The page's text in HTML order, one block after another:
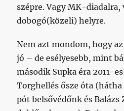
szépre. Vagy MK-diadalra,
dobogó(közeli) helyre.
Nem azt mondom, hogy
jó – de esélyesebb, mint
második Supka éra 2011-
Torghellés ősze óta
pót belsővédőnk és Balázs